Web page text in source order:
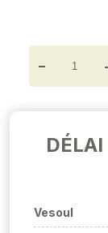
-
Vesoul